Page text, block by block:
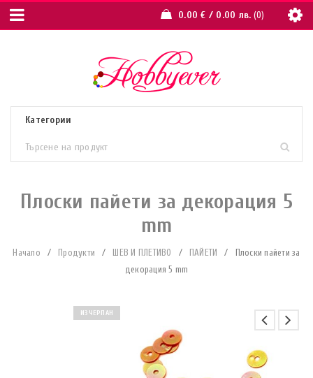
0.00€ / 0.00 лв. 0
Плоски пайети за декорация 5
mm
Начало / Продукти / ШЕВ И ПЛЕТИВО / ПАЙЕТИ /
Плоски пайети за
декорация 5 mm
ИЗЧЕРПАН